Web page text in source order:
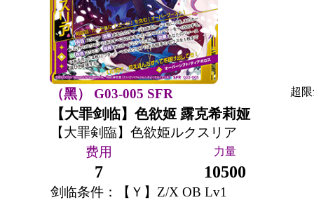
（黑） G03-005 SFR 超
【大罪剑临】色欲姬 露克希莉娅
【大罪剣臨】色欲姫ルクスリア
费用
力量
7 10500
剑临条件：【Ｙ】Z/X OB Lv1